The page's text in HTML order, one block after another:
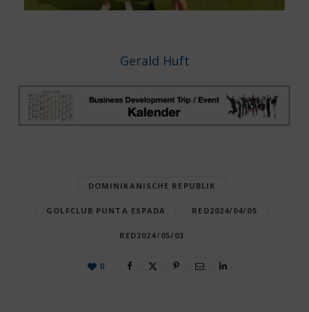
Gerald Huft
DOMINIKANISCHE REPUBLIK
GOLFCLUB PUNTA ESPADA RED2024/04/05
RED2024/05/03
0